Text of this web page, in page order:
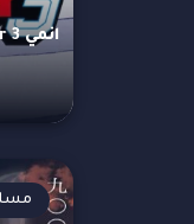
انمي Thunder 3 الحلقة 6 مترجمة